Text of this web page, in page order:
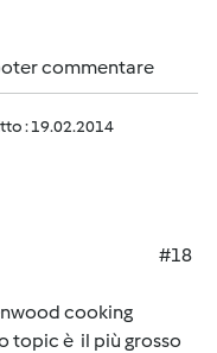
commentare
: 19.02.2014
#18
cooking
topic è il più grosso